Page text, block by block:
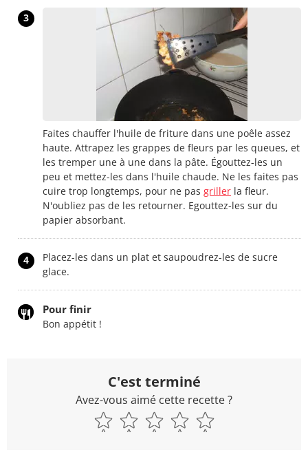
3
Faites chauffer l'huile de friture dans une poêle assez
haute. Attrapez les grappes de fleurs par les queues, et
les tremper une à une dans la pâte. Égouttez-les un
peu et mettez-les dans l'huile chaude. Ne les faites pas
cuire trop longtemps, pour ne pas griller la fleur.
N'oubliez pas de les retourner. Egouttez-les sur du
papier absorbant.
4
Placez-les dans un plat et saupoudrez-les de sucre
glace.
Pour finir
Bon appétit !
C'est terminé
Avez-vous aimé cette recette ?